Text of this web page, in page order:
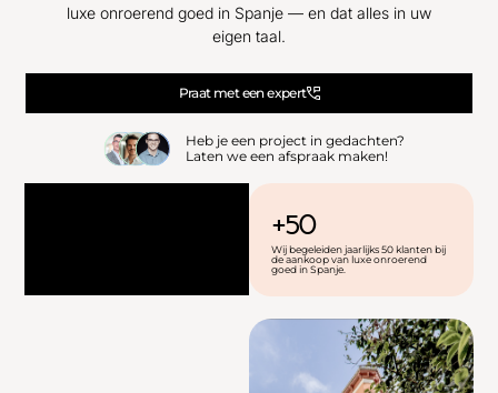
luxe onroerend goed in Spanje — en dat alles in uw
eigen taal.
Praat met een expert
Heb je een project in gedachten?
Laten we een afspraak maken!
+50
Wij begeleiden jaarlijks 50 klanten bij
de aankoop van luxe onroerend
goed in Spanje.